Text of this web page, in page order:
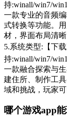
持:winall/win7/
一款专业的音频
式转换等功能。
材，界面布局清
5.系统类型:【下
持:winall/win7/
一款融合探索与
建住所、制作工
域和挑战，玩家
哪个游戏app